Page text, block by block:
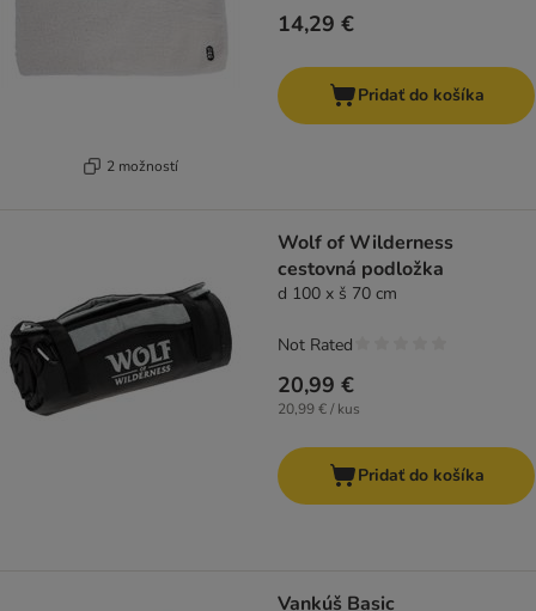
2 možností
14,29 €
Pridať do košíka
Wolf of Wilderness
cestovná podložka
d 100 x š 70 cm
20,99 €
20,99 € / kus
Not Rated
Pridať do košíka
Vankúš Basic